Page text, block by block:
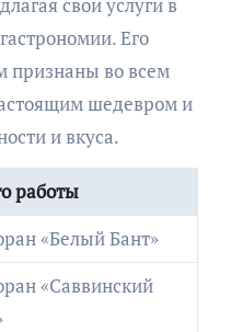
Его
признаны во всем
шедевром и
и вкуса.
работы
«Белый Бант»
«Саввинский